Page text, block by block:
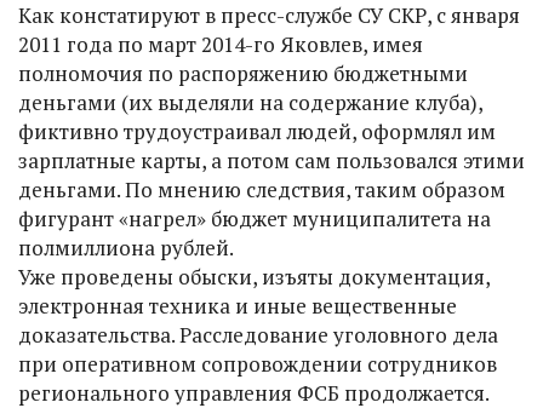
Как констатируют в пресс-службе СУ СКР, с января
2011 года по март 2014-го Яковлев, имея
полномочия по распоряжению бюджетными
деньгами (их выделяли на содержание клуба),
фиктивно трудоустраивал людей, оформлял им
зарплатные карты, а потом сам пользовался этими
деньгами. По мнению следствия, таким образом
фигурант «нагрел» бюджет муниципалитета на
полмиллиона рублей.
Уже проведены обыски, изъяты документация,
электронная техника и иные вещественные
доказательства. Расследование уголовного дела
при оперативном сопровождении сотрудников
регионального управления ФСБ продолжается.